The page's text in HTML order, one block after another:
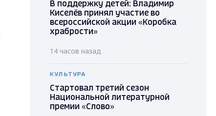
В поддержку детей: Владимир
Киселёв принял участие во
всероссийской акции «Коробка
храбрости»
14 часов назад
КУЛЬТУРА
Стартовал третий сезон
Национальной литературной
премии «Слово»